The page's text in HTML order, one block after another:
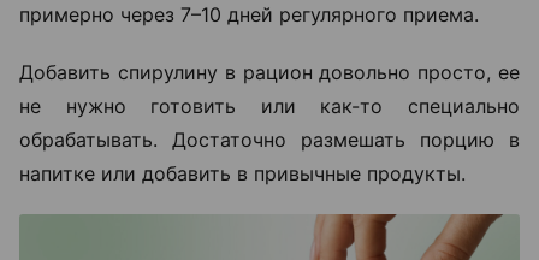
примерно через 7–10 дней регулярного приема.
Добавить спирулину в рацион довольно просто, ее
не нужно готовить или как-то специально
обрабатывать. Достаточно размешать порцию в
напитке или добавить в привычные продукты.